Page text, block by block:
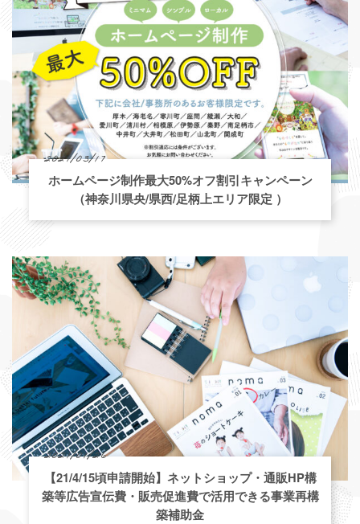
2021/03/17
ホームページ制作最大50%オフ割引キャンペーン
（神奈川県央/県西/足柄上エリア限定 ）
2021/01/26
【21/4/15頃申請開始】ネットショップ・通販HP構
築等広告宣伝費・販売促進費で活用できる事業再構
築補助金